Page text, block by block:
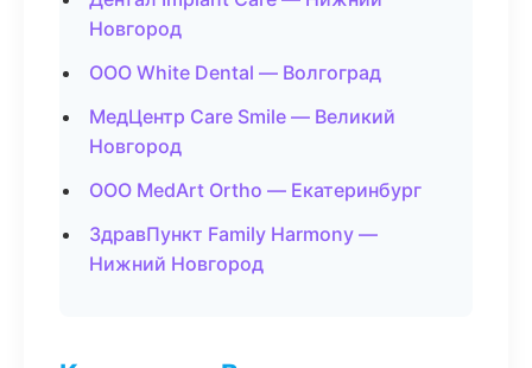
Новгород
ООО White Dental — Волгоград
МедЦентр Care Smile — Великий
Новгород
ООО MedArt Ortho — Екатеринбург
ЗдравПункт Family Harmony —
Нижний Новгород